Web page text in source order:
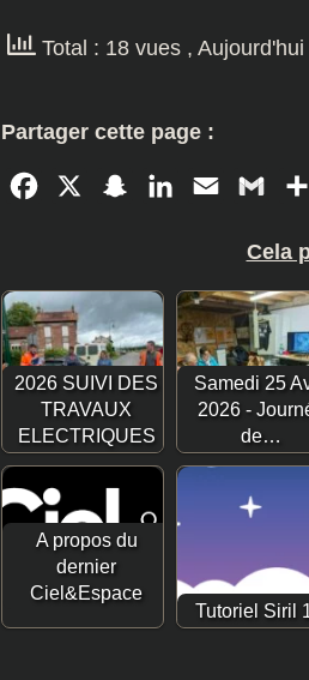
Total : 18 vues ,
Partager cette page :
Facebook SnapchatLinkedInEmail
Cela
2026 SUIVI DES
TRAVAUX
ELECTRIQUES
Samedi 25
2026 -
de…
A propos du
dernier
Ciel&Espace
Tutoriel Siril